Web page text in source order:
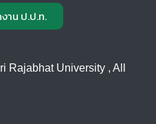
าน ป.ป.ท.
Rajabhat University , All